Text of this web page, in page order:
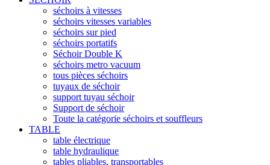
séchoirs à vitesses
séchoirs vitesses variables
séchoirs sur pied
séchoirs portatifs
Séchoir Double K
séchoirs metro vacuum
tous pièces séchoirs
tuyaux de séchoir
support tuyau séchoir
Support de séchoir
Toute la catégorie séchoirs et souffleurs
TABLE
table électrique
table hydraulique
tables pliables, transportables